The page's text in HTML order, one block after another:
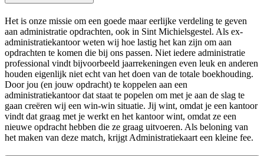
Het is onze missie om een goede maar eerlijke verdeling te geven
aan administratie opdrachten, ook in Sint Michielsgestel. Als ex-
administratiekantoor weten wij hoe lastig het kan zijn om aan
opdrachten te komen die bij ons passen. Niet iedere administratie
professional vindt bijvoorbeeld jaarrekeningen even leuk en anderen
houden eigenlijk niet echt van het doen van de totale boekhouding.
Door jou (en jouw opdracht) te koppelen aan een
administratiekantoor dat staat te popelen om met je aan de slag te
gaan creëren wij een win-win situatie. Jij wint, omdat je een kantoor
vindt dat graag met je werkt en het kantoor wint, omdat ze een
nieuwe opdracht hebben die ze graag uitvoeren. Als beloning van
het maken van deze match, krijgt Administratiekaart een kleine fee.